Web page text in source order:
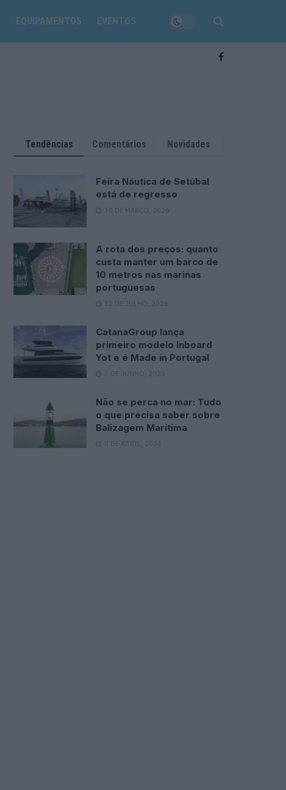
EQUIPAMENTOS EVENTOS
Tendências Comentários Novidades
Feira Náutica de Setúbal
está de regresso
30 DE MARÇO, 2026
A rota dos preços: quanto
custa manter um barco de
10 metros nas marinas
portuguesas
31 DE JULHO, 2026
CatanaGroup lança
primeiro modelo Inboard
Yot e é Made in Portugal
3 DE JUNHO, 2025
Não se perca no mar: Tudo
o que precisa saber sobre
Balizagem Marítima
8 DE ABRIL, 2024